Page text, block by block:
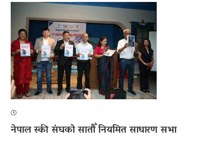
नेपाल स्की संघको सातौँ नियमित साधारण सभा